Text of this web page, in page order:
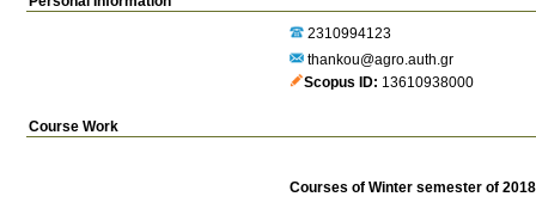
2310994123
thankou@agro.auth.gr
Scopus ID 13610938000
Course Work
Courses of Winter semester of